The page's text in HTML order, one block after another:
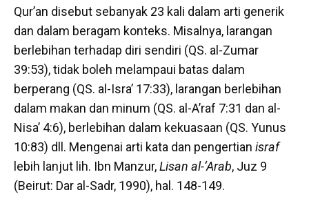
Qur’an disebut sebanyak 23 kali dalam arti generik
dan dalam beragam konteks. Misalnya, larangan
berlebihan terhadap diri sendiri (QS. al-Zumar
39:53), tidak boleh melampaui batas dalam
berperang (QS. al-Isra’ 17:33), larangan berlebihan
dalam makan dan minum (QS. al-A’raf 7:31 dan al-
Nisa’ 4:6), berlebihan dalam kekuasaan (QS. Yunus
10:83) dll. Mengenai arti kata dan pengertian israf
lebih lanjut lih. Ibn Manzur,Lisan al-‘Arab, Juz 9
(Beirut: Dar al-Sadr, 1990), hal. 148-149.